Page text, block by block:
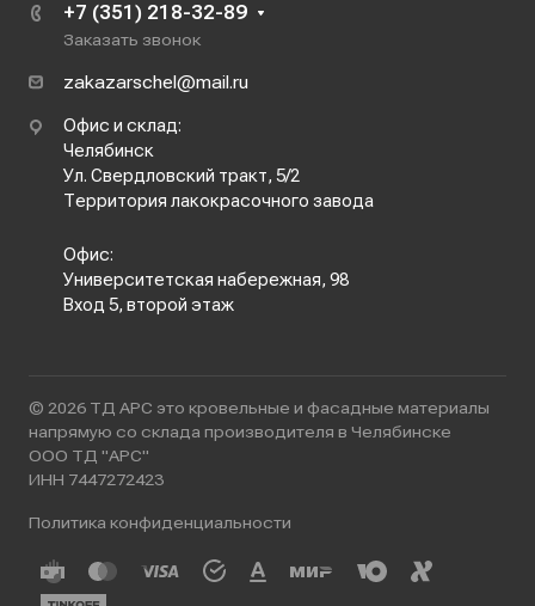
+7 (351) 218-32-89
Заказать звонок
zakazarschel@mail.ru
Офис и склад:
Челябинск
Ул. Свердловский тракт, 5/2
Территория лакокрасочного завода
Офис:
Университетская набережная, 98
Вход 5, второй этаж
© 2026 ТД АРС это кровельные и фасадные материалы
напрямую со склада производителя в Челябинске
ООО ТД "АРС"
ИНН 7447272423
Политика конфиденциальности